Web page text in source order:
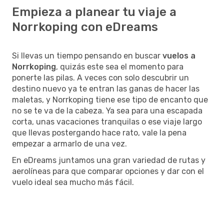
Empieza a planear tu viaje a
Norrkoping con eDreams
Si llevas un tiempo pensando en buscar vuelos a
Norrkoping, quizás este sea el momento para
ponerte las pilas. A veces con solo descubrir un
destino nuevo ya te entran las ganas de hacer las
maletas, y Norrkoping tiene ese tipo de encanto que
no se te va de la cabeza. Ya sea para una escapada
corta, unas vacaciones tranquilas o ese viaje largo
que llevas postergando hace rato, vale la pena
empezar a armarlo de una vez.
En eDreams juntamos una gran variedad de rutas y
aerolíneas para que comparar opciones y dar con el
vuelo ideal sea mucho más fácil.